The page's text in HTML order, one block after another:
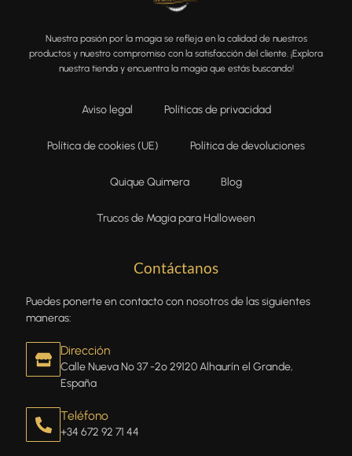
Contáctanos
Puedes ponerte en contacto con nosotros de las siguientes
maneras:
Dirección
Calle Nueva Nº 37 -2º 29120 Alhaurín el Grande,
España
Teléfono
+34 672 92 71 44
Nuestra pasión por la magia se refleja en la calidad de nuestros
productos y nuestro compromiso con la satisfacción del cliente. ¡Explora
nuestra tienda y encuentra la magia que estás buscando!
Aviso legal Políticas de privacidad
Política de cookies (UE) Política de devoluciones
Quique Quimera Blog
Trucos de Magia para Halloween